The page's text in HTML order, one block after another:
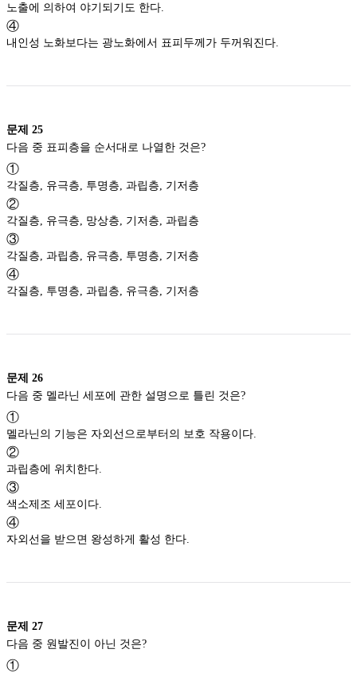
노출에 의하여 야기되기도 한다.
④
내인성 노화보다는 광노화에서 표피두께가 두꺼워진다.
문제 25
①
각질층, 유극층, 투명층, 과립층, 기저층
②
각질층, 유극층, 망상층, 기저층, 과립층
③
각질층, 과립층, 유극층, 투명층, 기저층
④
각질층, 투명층, 과립층, 유극층, 기저층
문제 26
①
멜라닌의 기능은 자외선으로부터의 보호 작용이다.
②
과립층에 위치한다.
③
색소제조 세포이다.
④
자외선을 받으면 왕성하게 활성 한다.
문제 27
①